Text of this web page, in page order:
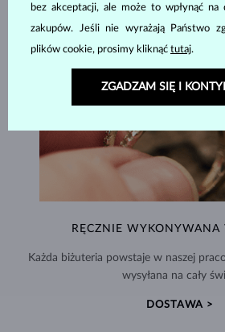
RĘCZNIE WYKONYWANA
Każda biżuteria powstaje w naszej
wysyłana na cały
DOSTAWA >
bez akceptacji, ale może to wpłynąć na
zakupów. Jeśli nie wyrażają Państwo
plików cookie, prosimy kliknąć tutaj.
ZGADZAM SIĘ I